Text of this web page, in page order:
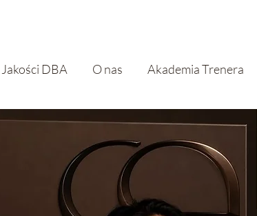
DBA O nas Akademia Trenera